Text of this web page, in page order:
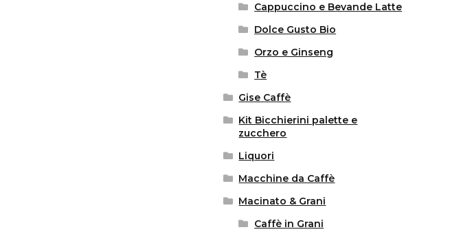
Cappuccino e Bevande Latte
Dolce Gusto Bio
Orzo e Ginseng
Tè
Gise Caffè
Kit Bicchierini palette e
zucchero
Liquori
Macchine da Caffè
Macinato & Grani
Caffè in Grani